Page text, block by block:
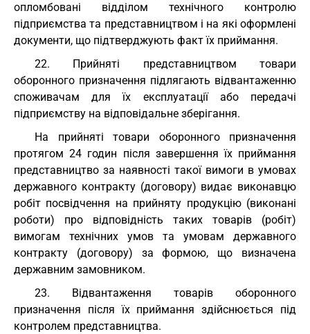
опломбовані відділом технічного контролю
підприємства та представництвом і на які оформлені
документи, що підтверджують факт їх приймання.
22. Прийняті представництвом товари
оборонного призначення підлягають відвантаженню
споживачам для їх експлуатації або передачі
підприємству на відповідальне зберігання.
На прийняті товари оборонного призначення
протягом 24 годин після завершення їх приймання
представництво за наявності такої вимоги в умовах
державного контракту (договору) видає виконавцю
робіт посвідчення на прийняту продукцію (виконані
роботи) про відповідність таких товарів (робіт)
вимогам технічних умов та умовам державного
контракту (договору) за формою, що визначена
державним замовником.
23. Відвантаження товарів оборонного
призначення після їх приймання здійснюється під
контролем представництва.